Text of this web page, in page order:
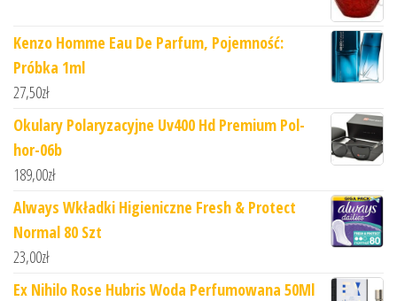
Kenzo Homme Eau De Parfum, Pojemność:
Próbka 1ml
27,50zł
Okulary Polaryzacyjne Uv400 Hd Premium Pol-
hor-06b
189,00zł
Always Wkładki Higieniczne Fresh & Protect
Normal 80 Szt
23,00zł
Ex Nihilo Rose Hubris Woda Perfumowana 50Ml